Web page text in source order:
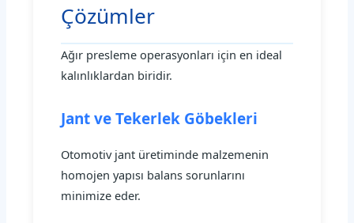
Çözümler
Ağır presleme operasyonları için en ideal
kalınlıklardan biridir.
Jant ve Tekerlek Göbekleri
Otomotiv jant üretiminde malzemenin
homojen yapısı balans sorunlarını
minimize eder.